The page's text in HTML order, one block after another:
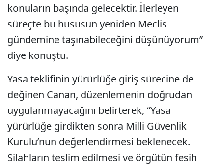
konuların başında gelecektir. İlerleyen
süreçte bu hususun yeniden Meclis
gündemine taşınabileceğini düşünüyorum”
diye konuştu.
Yasa teklifinin yürürlüğe giriş sürecine de
değinen Canan, düzenlemenin doğrudan
uygulanmayacağını belirterek, “Yasa
yürürlüğe girdikten sonra Milli Güvenlik
Kurulu’nun değerlendirmesi beklenecek.
Silahların teslim edilmesi ve örgütün fesih